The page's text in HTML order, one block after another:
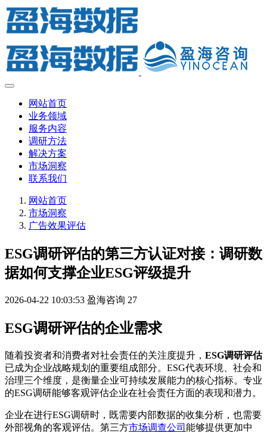
网站首页
业务领域
服务内容
调研方法
解决方案
市场洞察
联系我们
网站首页
市场洞察
广告效果评估
ESG调研评估的第三方认证对接：调研数
据如何支撑企业ESG评级提升
2026-04-22 10:03:53 盈海咨询 27
ESG调研评估的企业需求
随着投资者和消费者对社会责任的关注度提升， ESG调研评估
已成为企业战略规划的重要组成部分。ESG代表环境、社会和
治理三个维度，是衡量企业可持续发展能力的核心指标。专业
的ESG调研能够客观评估企业在社会责任方面的表现和潜力。
企业在进行ESG调研时，既需要内部数据的收集分析，也需要
外部视角的客观评估。第三方市场调查公司 能够提供更加中